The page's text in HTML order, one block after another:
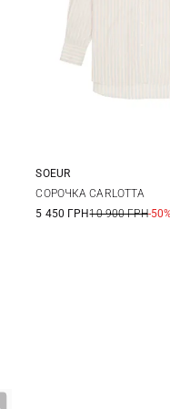
36 38
SOEUR
СОРОЧКА CARLOTTA
5 450 ГРН10 900 ГРН-